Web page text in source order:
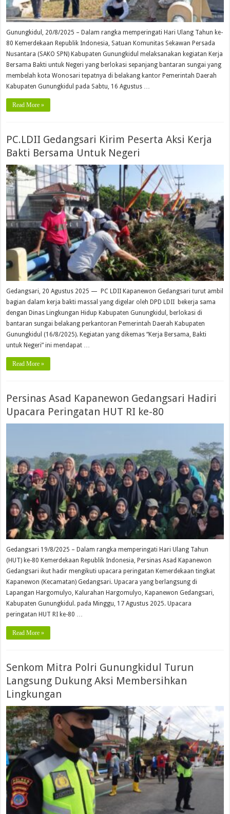
Gunungkidul, 20/8/2025 – Dalam rangka memperingati Hari Ulang Tahun ke-
80 Kemerdekaan Republik Indonesia, Satuan Komunitas Sekawan Persada
Nusantara (SAKO SPN) Kabupaten Gunungkidul melaksanakan kegiatan Kerja
Bersama Bakti untuk Negeri yang berlokasi sepanjang bantaran sungai yang
membelah kota Wonosari tepatnya di belakang kantor Pemerintah Daerah
Kabupaten Gunungkidul pada Sabtu, 16 Agustus …
Read More »
PC.LDII Gedangsari Kirim Peserta Aksi Kerja
Bakti Bersama Untuk Negeri
Gedangsari, 20 Agustus 2025 — PC LDII Kapanewon Gedangsari turut ambil
bagian dalam kerja bakti massal yang digelar oleh DPD LDII bekerja sama
dengan Dinas Lingkungan Hidup Kabupaten Gunungkidul, berlokasi di
bantaran sungai belakang perkantoran Pemerintah Daerah Kabupaten
Gunungkidul (16/8/2025). Kegiatan yang dikemas “Kerja Bersama, Bakti
untuk Negeri” ini mendapat …
Read More »
Persinas Asad Kapanewon Gedangsari Hadiri
Upacara Peringatan HUT RI ke-80
Gedangsari 19/8/2025 – Dalam rangka memperingati Hari Ulang Tahun
(HUT) ke-80 Kemerdekaan Republik Indonesia, Persinas Asad Kapanewon
Gedangsari ikut hadir mengikuti upacara peringatan Kemerdekaan tingkat
Kapanewon (Kecamatan) Gedangsari. Upacara yang berlangsung di
Lapangan Hargomulyo, Kalurahan Hargomulyo, Kapanewon Gedangsari,
Kabupaten Gunungkidul. pada Minggu, 17 Agustus 2025. Upacara
peringatan HUT RI ke-80 …
Read More »
Senkom Mitra Polri Gunungkidul Turun
Langsung Dukung Aksi Membersihkan
Lingkungan